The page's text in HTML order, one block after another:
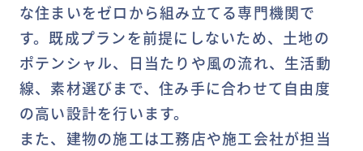
な住まいをゼロから組み立てる専門機関で
す。既成プランを前提にしないため、土地の
ポテンシャル、日当たりや風の流れ、生活動
線、素材選びまで、住み手に合わせて自由度
の高い設計を行います。
また、建物の施工は工務店や施工会社が担当